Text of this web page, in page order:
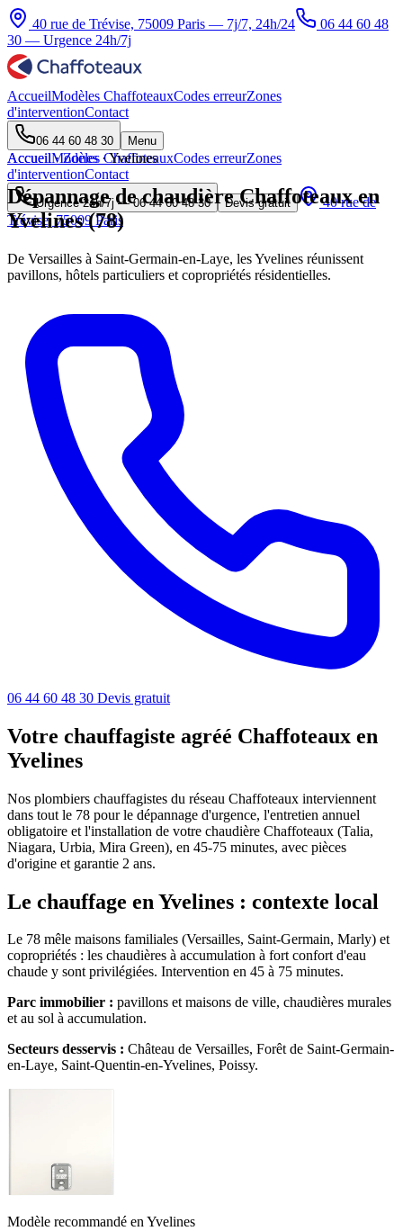
40 rue de Trévise, 75009 Paris — 7j/7, 24h/24
06 44 60 48
30 — Urgence 24h/7j
AccueilModèles ChaffoteauxCodes erreurZones
d'interventionContact
06 44 60 48 30 Menu
AccueilModèles ChaffoteauxCodes erreurZones
d'interventionContact
Urgence 24h/7j —06 44 60 48 30 Devis gratuit
40 rue de
Trévise, 75009 Paris
Accueil·Zones·Yvelines
Dépannage de chaudière Chaffoteaux en
Yvelines (78)
De Versailles à Saint-Germain-en-Laye, les Yvelines réunissent
pavillons, hôtels particuliers et copropriétés résidentielles.
06 44 60 48 30 Devis gratuit
Votre chauffagiste agréé Chaffoteaux en
Yvelines
Nos plombiers chauffagistes du réseau Chaffoteaux interviennent
dans tout le 78 pour le dépannage d'urgence, l'entretien annuel
obligatoire et l'installation de votre chaudière Chaffoteaux (Talia,
Niagara, Urbia, Mira Green), en 45-75 minutes, avec pièces
d'origine et garantie 2 ans.
Le chauffage en Yvelines : contexte local
Le 78 mêle maisons familiales (Versailles, Saint-Germain, Marly) et
copropriétés : les chaudières à accumulation à fort confort d'eau
chaude y sont privilégiées. Intervention en 45 à 75 minutes.
Parc immobilier : pavillons et maisons de ville, chaudières murales
et au sol à accumulation.
Secteurs desservis : Château de Versailles, Forêt de Saint-Germain-
en-Laye, Saint-Quentin-en-Yvelines, Poissy.
Modèle recommandé en Yvelines